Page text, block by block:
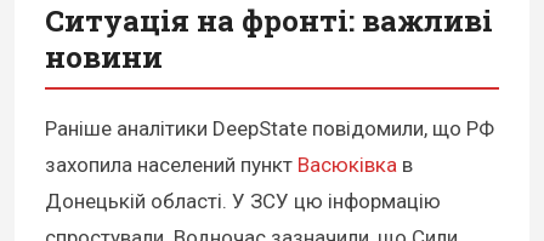
Ситуація на фронті: важливі
новини
Раніше аналітики DeepState повідомили, що РФ
захопила населений пункт Васюківка в
Донецькій області. У ЗСУ цю інформацію